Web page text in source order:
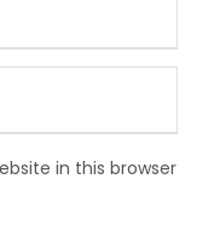
in this browser